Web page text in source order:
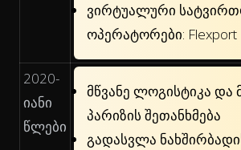
ვირტუალური
ოპერატორები: Flexport
2020-
იანი
წლები
მწვანე ლოგისტიკა და
პარიზის შეთანხმება
გადასვლა